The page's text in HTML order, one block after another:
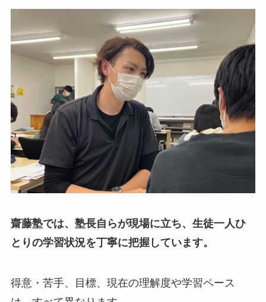
齋藤塾では、塾長自らが現場に立ち、生徒一人ひ
とりの学習状況を丁寧に把握しています。
得意・苦手、目標、現在の理解度や学習ペース